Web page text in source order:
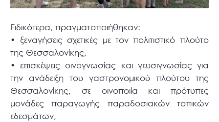
Ειδικότερα, πραγματοποιήθηκαν:
• ξεναγήσεις σχετικές με τον πολιτιστικό πλούτο
της Θεσσαλονίκης,
• επισκέψεις οινογνωσίας και γευσιγνωσίας για
την ανάδειξη του γαστρονομικού πλούτου της
Θεσσαλονίκης, σε οινοποιία και πρότυπες
μονάδες παραγωγής παραδοσιακών τοπικών
εδεσμάτων,